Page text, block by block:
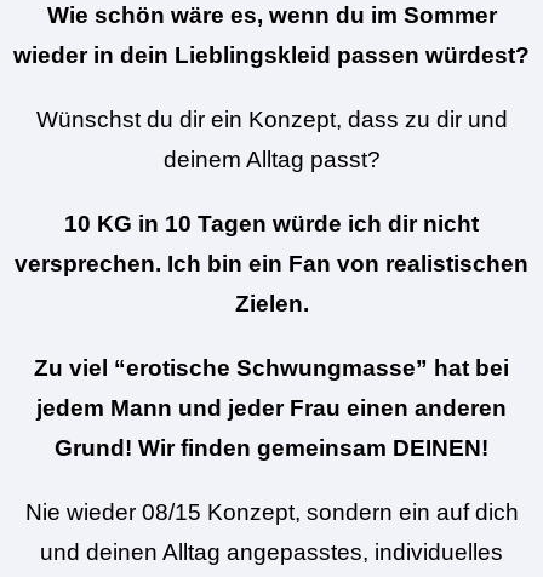
Wie schön wäre es, wenn du im Sommer
wieder in dein Lieblingskleid passen würdest?
Wünschst du dir ein Konzept, dass zu dir und
deinem Alltag passt?
10 KG in 10 Tagen würde ich dir nicht
versprechen. Ich bin ein Fan von realistischen
Zielen.
Zu viel “erotische Schwungmasse” hat bei
jedem Mann und jeder Frau einen anderen
Grund! Wir finden gemeinsam DEINEN!
Nie wieder 08/15 Konzept, sondern ein auf dich
und deinen Alltag angepasstes, individuelles